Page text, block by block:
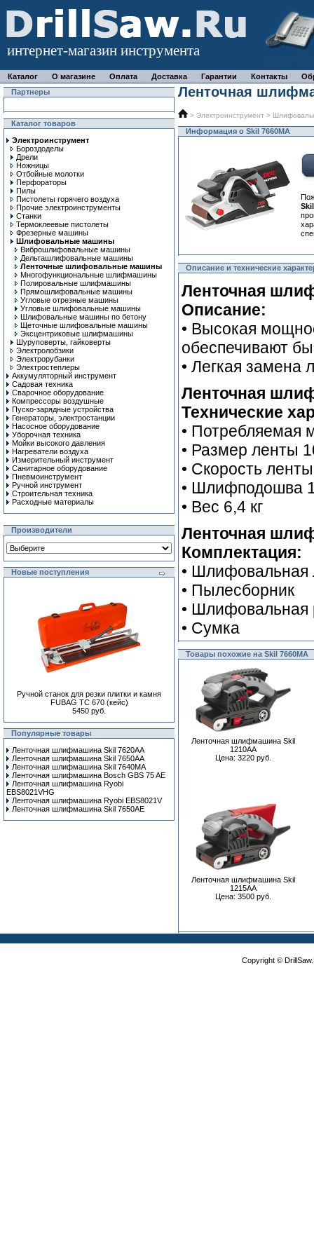
интернет-магазин инструмента
Каталог О магазине Оплата Доставка Гарантии Контакты
Партнеры
Каталог товаров
Электроинструмент
Бороздоделы
Дрели
Ножницы
Отбойные молотки
Перфораторы
Пилы
Пистолеты горячего воздуха
Прочие электроинструменты
Станки
Термоклеевые пистолеты
Фрезерные машины
Шлифовальные машины
Виброшлифовальные машины
Дельташлифовальные машины
Ленточные шлифовальные машины
Многофункциональные шлифмашины
Полировальные шлифмашины
Прямошлифовальные машины
Угловые отрезные машины
Угловые шлифовальные машины
Шлифовальные машины по бетону
Щеточные шлифовальные машины
Эксцентриковые шлифмашины
Шуруповерты, гайковерты
Электролобзики
Электрорубанки
Электростеплеры
Аккумуляторный инструмент
Садовая техника
Сварочное оборудование
Компрессоры воздушные
Пуско-зарядные устройства
Генераторы, электростанции
Насосное оборудование
Уборочная техника
Мойки высокого давления
Нагреватели воздуха
Измерительный инструмент
Санитарное оборудование
Пневмоинструмент
Ручной инcтрумент
Строительная техника
Расходные материалы
Производители
Новые поступления
Ручной станок для резки плитки и камня
FUBAG TC 670 (кейс)
5450 руб.
Популярные товары
Ленточная шлифмашина Skil 7620AA
Ленточная шлифмашина Skil 7650AA
Ленточная шлифмашина Skil 7640MA
Ленточная шлифмашина Bosch GBS 75 AE
Ленточная шлифмашина Ryobi
EBS8021VHG
Ленточная шлифмашина Ryobi EBS8021V
Ленточная шлифмашина Skil 7650AE
Ленточная
> Электроинструмент >
Информация о Skil 7660MA
Описание и технические
Ленточная
Описание:
• Высокая
обеспечивают
• Легкая замена
Ленточная
Технические
• Потребляемая
• Размер ленты
• Скорость
• Шлифподошва
• Вес 6,4 кг
Ленточная
Комплектация:
• Шлифовальная
• Пылесборник
• Шлифовальная
• Сумка
Товары похожие на Skil 7660MA
Ленточная шлифмашина Skil
1210AA
Цена: 3220 руб.
Ленточная шлифмашина Skil
1215AA
Цена: 3500 руб.
Copyright ©